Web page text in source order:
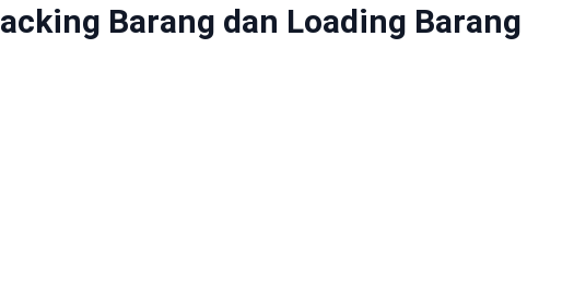
Barang dan Loading Barang